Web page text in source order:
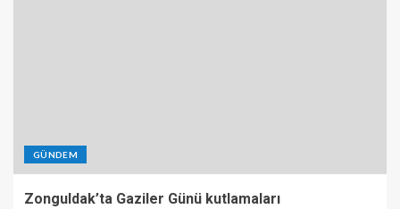
GÜNDEM
Zonguldak’ta Gaziler Günü kutlamaları